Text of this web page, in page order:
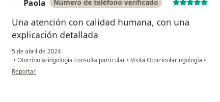
Paola Número de teléfono verificado
Una atención con calidad humana, con una
explicación detallada
5 de abril de 2024
• Otorrinolaringología consulta particular • Visita Otorrinolaringología •
en opinión del usuario Paola
Reportar